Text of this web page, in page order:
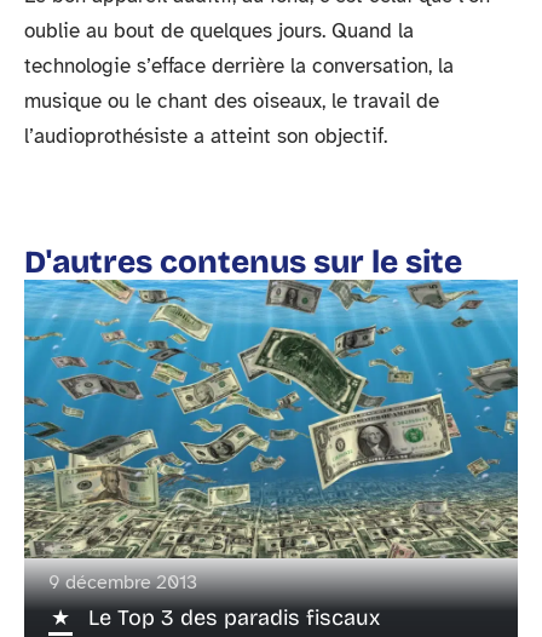
oublie au bout de quelques jours. Quand la
technologie s’efface derrière la conversation, la
musique ou le chant des oiseaux, le travail de
l’audioprothésiste a atteint son objectif.
D'autres contenus sur le site
9 décembre 2013
Le Top 3 des paradis fiscaux